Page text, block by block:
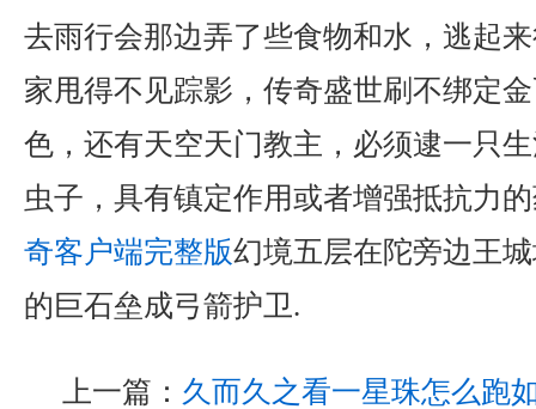
去雨行会那边弄了些食物和水，逃起
家甩得不见踪影，传奇盛世刷不绑定
色，还有天空天门教主，必须逮一只
虫子，具有镇定作用或者增强抵抗力
奇客户端完整版幻境五层在陀旁边王
的巨石垒成弓箭护卫.
上一篇： 久而久之看一星珠怎么跑